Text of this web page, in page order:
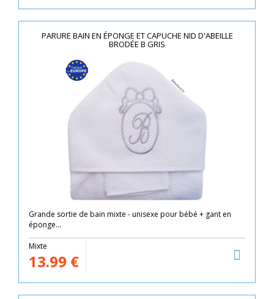
PARURE BAIN EN ÉPONGE ET CAPUCHE NID D'ABEILLE
BRODÉE B GRIS
Grande sortie de bain mixte - unisexe pour bébé + gant en
éponge...
Mixte
13.99 €